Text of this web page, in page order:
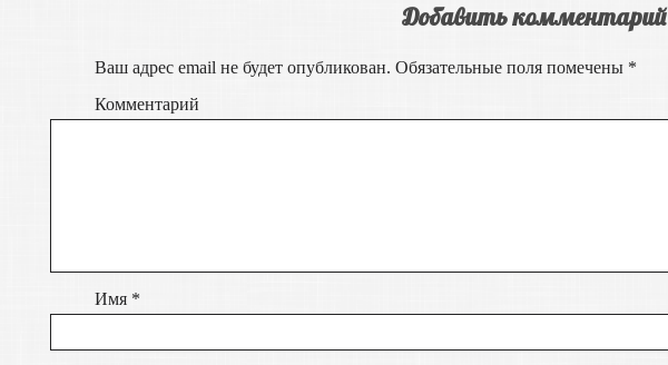
Добавить комментарий
Ваш адрес email не будет опубликован. Обязательные поля помечены *
Комментарий
Имя *